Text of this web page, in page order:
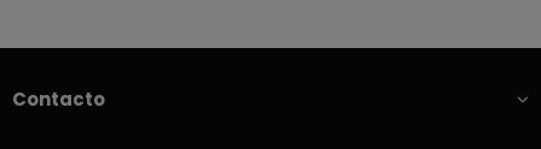
Contacto